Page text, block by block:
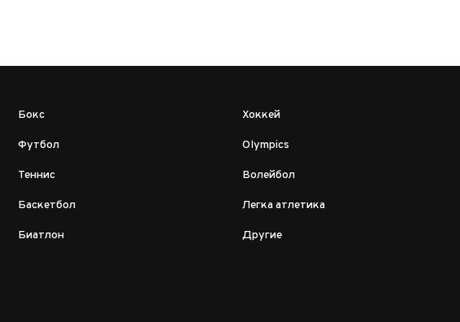
Бокс
Футбол
Теннис
Баскетбол
Биатлон
Хоккей
Olympics
Волейбол
Легка атлетика
Другие